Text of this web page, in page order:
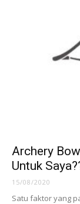
Archery
Untuk
15/08/2020
Satu faktor yang